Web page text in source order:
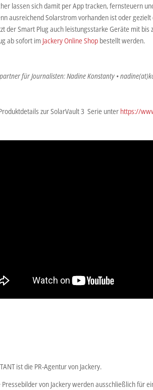
lassen sich damit per App tracken, fernsteuern
ausreichend Solarstrom vorhanden ist oder
der Smart Plug auch leistungsstarke Geräte mit bis
ab sofort im Jackery Online Shop bestellt werden.
für Journalisten: Nadine Konstanty •
zur SolarVault 3 Serie unter https://
ist die PR-Agentur von Jackery.
Pressebilder von Jackery werden ausschließlich für